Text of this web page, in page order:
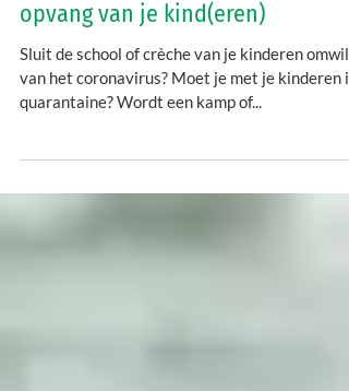
Tijdelijke werkloosheid voor
opvang van je kind(eren)
van het coronavirus? Moet je met je kinderen in
quarantaine? Wordt een kamp of...